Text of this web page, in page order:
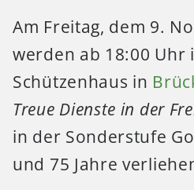
Am Freitag, dem 9.
werden ab 18:00 Uhr
Schützenhaus in
Treue Dienste in der
in der Sonderstufe
und 75 Jahre